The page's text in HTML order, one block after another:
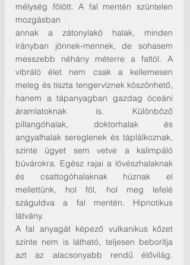
mélység fölött. A fal mentén szüntelen
mozgásban
annak a zátonylakó halak, minden
irányban jönnek-mennek, de sohasem
messzebb néhány méterre a faltól. A
vibráló élet nem csak a kellemesen
meleg és tiszta tengervíznek köszönhető,
hanem a tápanyagban gazdag óceáni
áramlatoknak is. Különböző
pillangóhalak, doktorhalak és
angyalhalak sereglenek és táplálkoznak,
szinte ügyet sem vetve a kalimpáló
búvárokra. Egész rajai a lövészhalaknak
és csattogóhalaknak húznak el
mellettünk, hol föl, hol meg lefelé
száguldva a fal mentén. Hipnotikus
látvány.
A fal anyagát képező vulkanikus kőzet
szinte nem is látható, teljesen beborítja
azt az alacsonyabb rendű élővilág.